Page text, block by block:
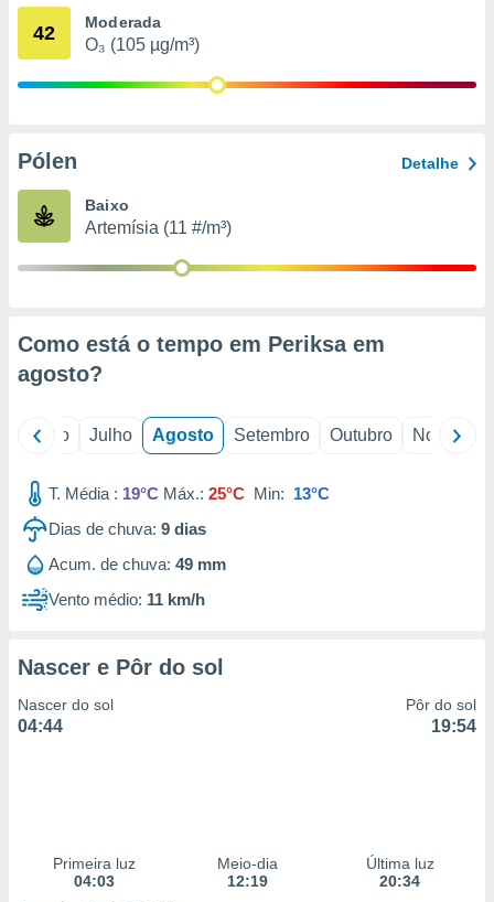
estudos
e
1199
42 Moderada
O₃ (105 µg/m³)
Pólen Detalhe
Baixo
Artemísia (11 #/m³)
Como está o tempo em Periksa em
agosto?
Junho Julho Agosto Setembro Outubro Novembro
T. Média : 19°C Máx.: 25°C Min: 13°C
Dias de chuva: 9 dias
Acum. de chuva: 49 mm
Vento médio: 11 km/h
Nascer e Pôr do sol
Nascer do sol
04:44
Pôr do sol
19:54
Primeira luz
04:03
Meio-dia
12:19
Última luz
20:34